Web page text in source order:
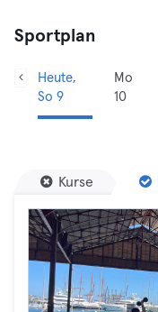
Sportplan
Heute,
So 9
Mo
10
Kurse